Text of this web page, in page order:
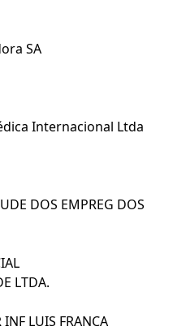
SA
Internacional Ltda
DOS EMPREG DOS
LTDA.
LUIS FRANCA